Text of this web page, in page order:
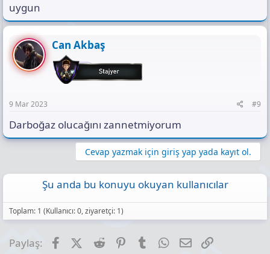
uygun
Can Akbaş
9 Mar 2023 #9
Darboğaz olucağını zannetmiyorum
Cevap yazmak için giriş yap yada kayıt ol.
Şu anda bu konuyu okuyan kullanıcılar
Toplam: 1 (Kullanıcı: 0, ziyaretçi: 1)
Paylaş: FacebookX (Twitter)
Reddit PinterestTumblr WhatsApp
E-posta